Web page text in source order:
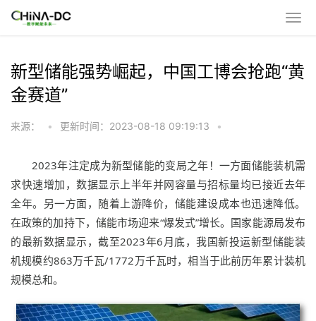
新型储能强势崛起，中国工博会抢跑“黄
金赛道”
来源： • 更新时间：2023-08-18 09:19:13 •
2023年注定成为新型储能的变局之年！一方面储能装机需
求快速增加，数据显示上半年并网容量与招标量均已接近去年
全年。另一方面，随着上游降价，储能建设成本也迅速降低。
在政策的加持下，储能市场迎来“爆发式”增长。国家能源局发布
的最新数据显示，截至2023年6月底，我国新投运新型储能装
机规模约863万千瓦/1772万千瓦时，相当于此前历年累计装机
规模总和。